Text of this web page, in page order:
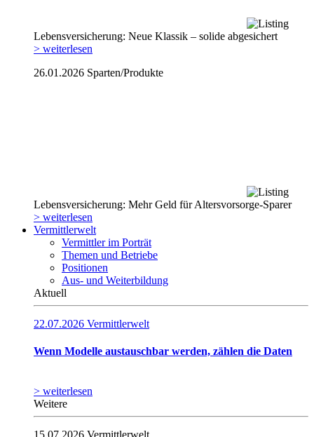
Lebensversicherung: Neue Klassik – solide abgesichert
> weiterlesen
26.01.2026 Sparten/Produkte
Lebensversicherung: Mehr Geld für Altersvorsorge-Sparer
> weiterlesen
Vermittlerwelt
Vermittler im Porträt
Themen und Betriebe
Positionen
Aus- und Weiterbildung
Aktuell
22.07.2026 Vermittlerwelt
Wenn Modelle austauschbar werden, zählen die Daten
> weiterlesen
Weitere